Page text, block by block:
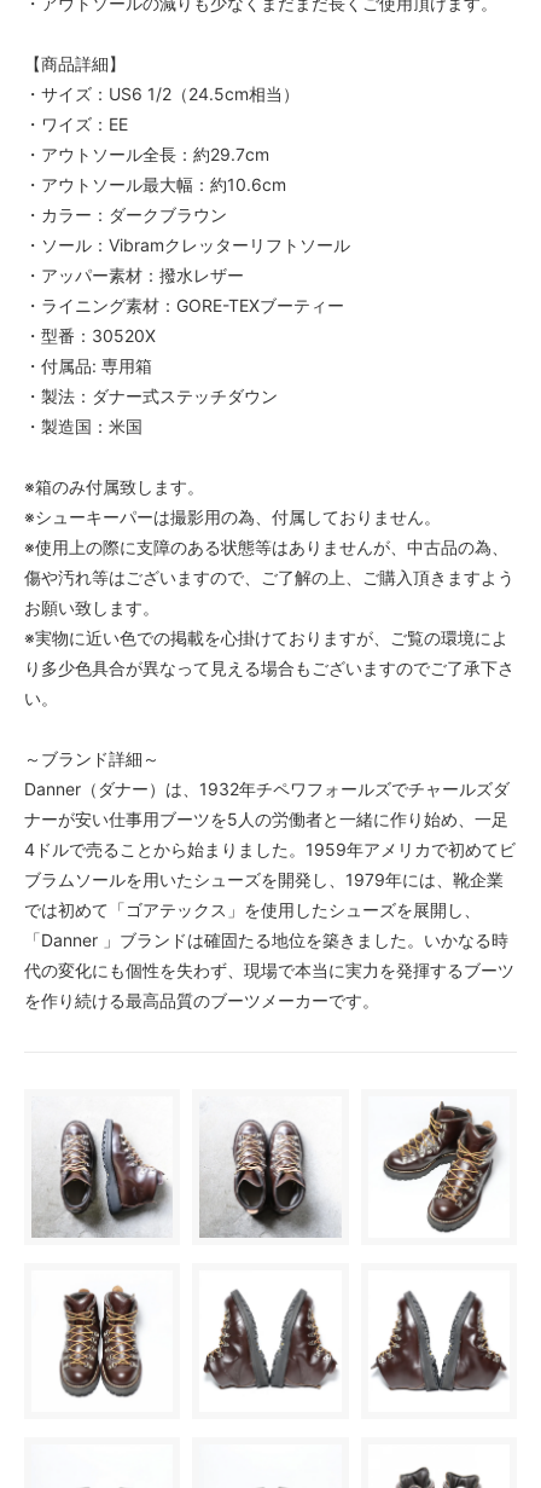
【商品詳細】
・サイズ：US6 1/2（24.5cm相当）
・ワイズ：EE
・アウトソール全長：約29.7cm
・アウトソール最大幅：約10.6cm
・カラー：ダークブラウン
・ソール：Vibramクレッターリフトソール
・アッパー素材：撥水レザー
・ライニング素材：GORE-TEXブーティー
・型番：30520X
・付属品: 専用箱
・製法：ダナー式ステッチダウン
・製造国：米国
※箱のみ付属致します。
※シューキーパーは撮影用の為、付属しておりません。
※使用上の際に支障のある状態等はありませんが、中古品の為、
傷や汚れ等はございますので、ご了解の上、ご購入頂きますよう
お願い致します。
※実物に近い色での掲載を心掛けておりますが、ご覧の環境によ
り多少色具合が異なって見える場合もございますのでご了承下さ
い。
～ブランド詳細～
Danner（ダナー）は、1932年チペワフォールズでチャールズダ
ナーが安い仕事用ブーツを5人の労働者と一緒に作り始め、一足
4ドルで売ることから始まりました。1959年アメリカで初めてビ
ブラムソールを用いたシューズを開発し、1979年には、靴企業
では初めて「ゴアテックス」を使用したシューズを展開し、
「Danner 」ブランドは確固たる地位を築きました。いかなる時
代の変化にも個性を失わず、現場で本当に実力を発揮するブーツ
を作り続ける最高品質のブーツメーカーです。